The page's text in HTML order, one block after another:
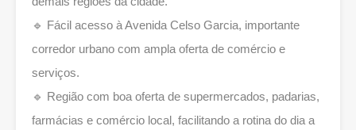
🔹 Fácil acesso à Avenida Celso Garcia, importante
corredor urbano com ampla oferta de comércio e
serviços.
🔹 Região com boa oferta de supermercados, padarias,
farmácias e comércio local, facilitando a rotina do dia a